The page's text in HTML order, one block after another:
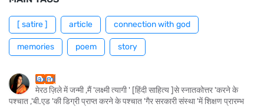
[ satire ] article connection with god
memories poem story
laxmi
मेरठ ज़िले में जन्मी ,मैं 'लक्ष्मी त्यागी ' [हिंदी साहित्य ]से स्नातकोत्तर 'करने के
पश्चात ,'बी.एड 'की डिग्री प्राप्त करने के पश्चात 'गैर सरकारी संस्था 'में शिक्षण प्रारम्भ